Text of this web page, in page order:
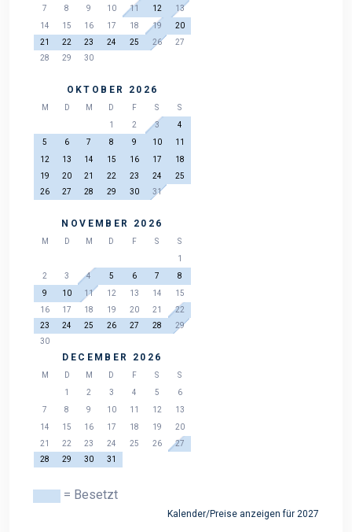
7 8 9 10 11 12
13
14
15 16 17 18 19
20
21
22 23 24 25 26
27
28
29 30
OKTOBER 2026
M D M D F S
S
1
2 3
4
5
6 7 8 9 10
11
12
13 14 15 16 17
18
19
20 21 22 23 24
25
26
27 28 29 30 31
NOVEMBER 2026
M D M D F S
S
1
2
3 4 5 6 7
8
9
10 11 12 13 14
15
16
17 18 19 20 21
22
23
24 25 26 27 28
29
30
DECEMBER 2026
M D M D F S
S
1
2 3 4 5
6
7
8 9 10 11 12
13
14
15 16 17 18 19
20
21
22 23 24 25 26
27
28
29 30 31
= Besetzt
Kalender/Preise anzeigen für 2027